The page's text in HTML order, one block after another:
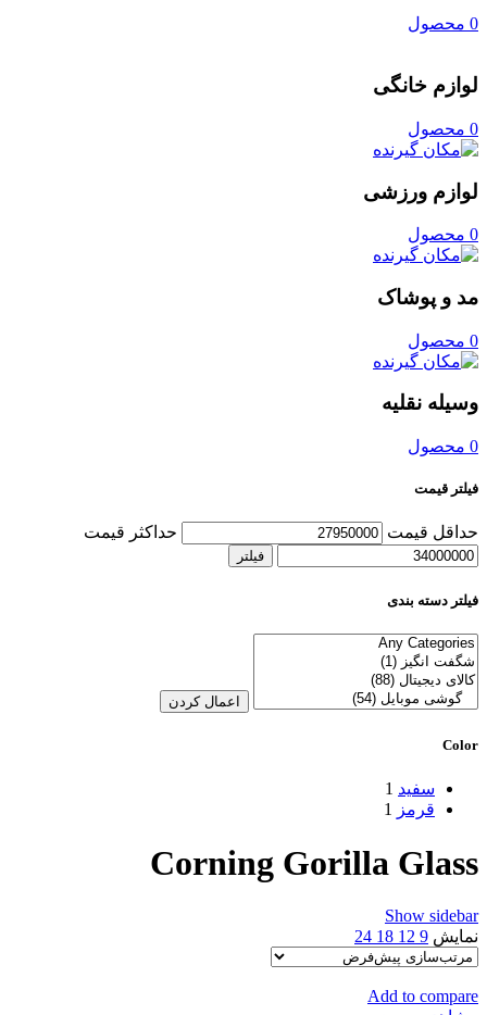
0 محصول
لوازم خانگی
0 محصول
لوازم ورزشی
0 محصول
مد و پوشاک
0 محصول
وسیله نقلیه
0 محصول
فیلتر قیمت
حداقل قیمت حداکثر قیمت
فیلتر
فیلتر دسته بندی
اعمال کردن
Color
سفید 1
قرمز
1
Corning Gorilla Glass
Show sidebar
نمایش 9
12
18
24
Add to compare